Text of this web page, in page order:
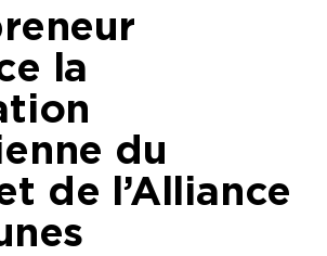
la
du
de l’Alliance